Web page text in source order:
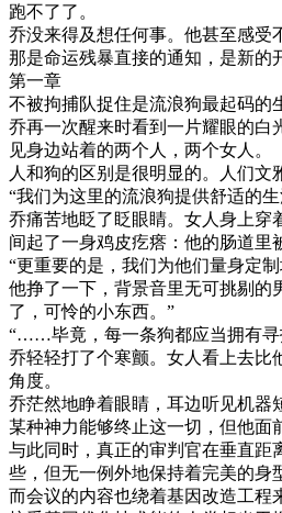
跑不了了。
乔没来得及想任何事。他甚至感
那是命运残暴直接的通知，是新的
第一章
不被拘捕队捉住是流浪狗最起码的
乔再一次醒来时看到一片耀眼的
见身边站着的两个人，两个女人。
人和狗的区别是很明显的。人们文
“我们为这里的流浪狗提供舒适的
乔痛苦地眨了眨眼睛。女人身上穿
间起了一身鸡皮疙瘩：他的肠道里
“更重要的是，我们为他们量身定
他挣了一下，背景音里无可挑剔的
了，可怜的小东西。”
“……毕竟，每一条狗都应当拥有
乔轻轻打了个寒颤。女人看上去比
角度。
乔茫然地睁着眼睛，耳边听见机器
某种神力能够终止这一切，但他面
与此同时，真正的审判官在垂直距
些，但无一例外地保持着完美的身
而会议的内容也绕着基因改造工程